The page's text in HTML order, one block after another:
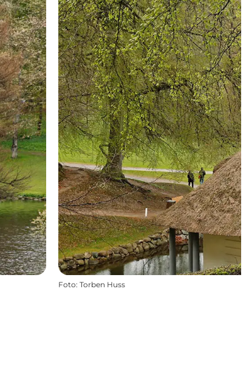
Foto: Torben Huss